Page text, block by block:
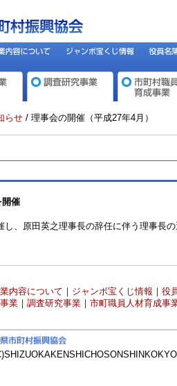
らせ / 理事会の開催（平成27年4月）
開催
し、原田英之理事長の辞任に伴う理事長
内容について ｜ ジャンボ宝くじ情報 ｜ 役
業 ｜ 調査研究事業 ｜ 市町職員人材育成事